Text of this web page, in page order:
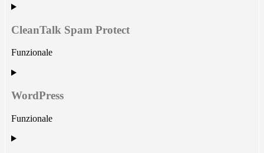
Consent
service
CleanTalk Spam Protect
Funzionale
Consent
service
spam-
protect
WordPress
Funzionale
Consent